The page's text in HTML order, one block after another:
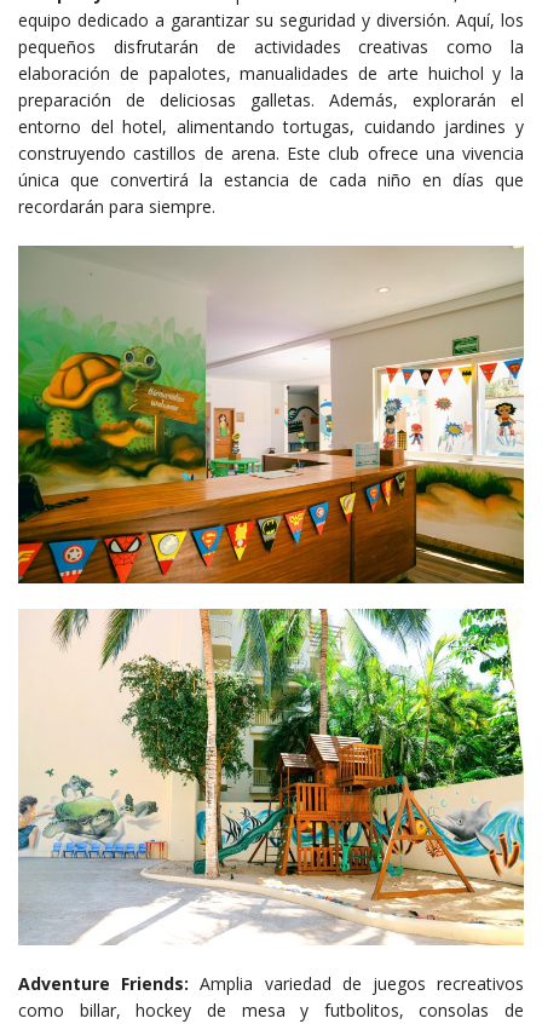
equipo dedicado a garantizar su seguridad y diversión. Aquí, los
pequeños disfrutarán de actividades creativas como la
elaboración de papalotes, manualidades de arte huichol y la
preparación de deliciosas galletas. Además, explorarán el
entorno del hotel, alimentando tortugas, cuidando jardines y
construyendo castillos de arena. Este club ofrece una vivencia
única que convertirá la estancia de cada niño en días que
recordarán para siempre.
Adventure Friends: Amplia variedad de juegos recreativos
como billar, hockey de mesa y futbolitos, consolas de